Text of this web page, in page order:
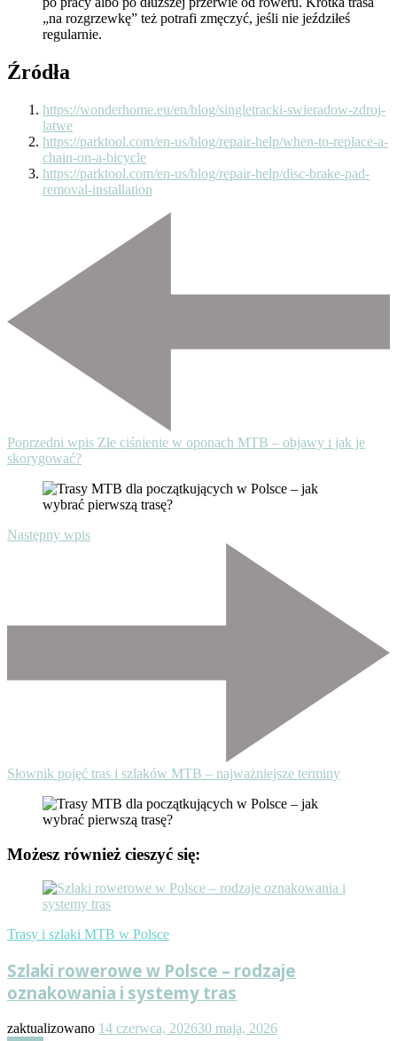
„na rozgrzewkę” też potrafi zmęczyć, jeśli nie jeździłeś
regularnie.
Źródła
https://wonderhome.eu/en/blog/singletracki-swieradow-zdroj-
latwe
https://parktool.com/en-us/blog/repair-help/when-to-replace-a-
chain-on-a-bicycle
https://parktool.com/en-us/blog/repair-help/disc-brake-pad-
removal-installation
Poprzedni wpis Złe ciśnienie w oponach MTB – objawy i jak je
skorygować?
Następny wpis
Słownik pojęć tras i szlaków MTB – najważniejsze terminy
Możesz również cieszyć się:
Trasy i szlaki MTB w Polsce
Szlaki rowerowe w Polsce – rodzaje
oznakowania i systemy tras
zaktualizowano 14 czerwca, 202630 maja, 2026